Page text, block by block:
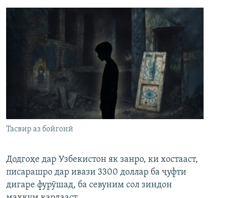
Тасвир аз бойгонӣ
Додгоҳе дар Узбекистон як занро, ки хостааст,
писарашро дар ивази 3300 доллар ба ҷуфти
дигаре фурӯшад, ба севуним сол зиндон